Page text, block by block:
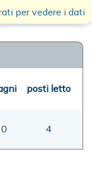
00,00 mt
per vedere i dati
posti letto
0 4